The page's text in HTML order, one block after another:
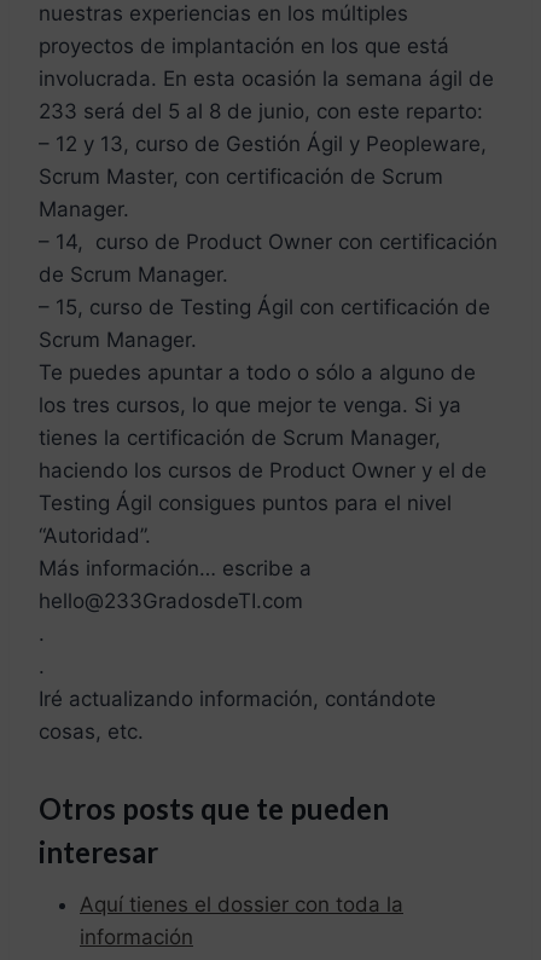
nuestras experiencias en los múltiples
proyectos de implantación en los que está
involucrada. En esta ocasión la semana ágil de
233 será del 5 al 8 de junio, con este reparto:
– 12 y 13, curso de Gestión Ágil y Peopleware,
Scrum Master, con certificación de Scrum
Manager.
– 14, curso de Product Owner con certificación
de Scrum Manager.
– 15, curso de Testing Ágil con certificación de
Scrum Manager.
Te puedes apuntar a todo o sólo a alguno de
los tres cursos, lo que mejor te venga. Si ya
tienes la certificación de Scrum Manager,
haciendo los cursos de Product Owner y el de
Testing Ágil consigues puntos para el nivel
“Autoridad”.
Más información… escribe a
hello@233GradosdeTI.com
.
.
Iré actualizando información, contándote
cosas, etc.
Otros posts que te pueden
interesar
Aquí tienes el dossier con toda la
información